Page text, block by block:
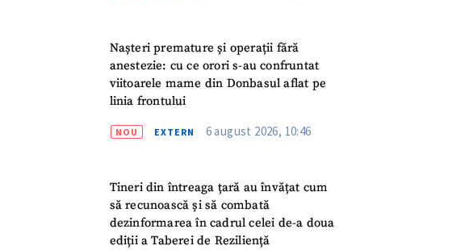
Nașteri premature și operații fără
anestezie: cu ce orori s-au confruntat
viitoarele mame din Donbasul aflat pe
linia frontului
NOU EXTERN 6 august 2026, 10:46
Tineri din întreaga țară au învățat cum
să recunoască și să combată
dezinformarea în cadrul celei de-a doua
ediții a Taberei de Reziliență
+ Numele meu
+ Emailul meu